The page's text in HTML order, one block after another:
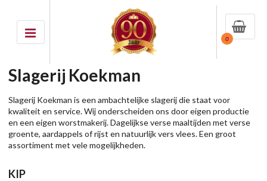
0
Slagerij Koekman
Slagerij Koekman is een ambachtelijke slagerij die staat voor
kwaliteit en service. Wij onderscheiden ons door eigen productie
en een eigen worstmakerij. Dagelijkse verse maaltijden met verse
groente, aardappels of rijst en natuurlijk vers vlees. Een groot
assortiment met vele mogelijkheden.
KIP